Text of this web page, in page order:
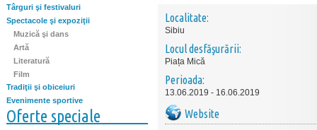
Târguri şi festivaluri
Spectacole şi expoziţii
Muzică şi dans
Artă
Literatură
Film
Tradiţii şi obiceiuri
Evenimente sportive
Oferte speciale
Localitate:
Sibiu
Locul desfăşurării:
Piața Mică
Perioada:
13.06.2019 - 16.06.2019
Website